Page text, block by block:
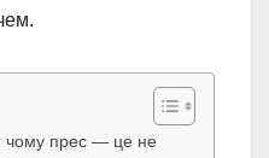
чому прес — це не